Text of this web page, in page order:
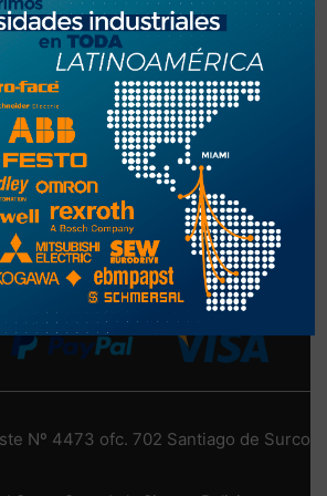
Nº 4473 ofc. 702 Santiago de Surco